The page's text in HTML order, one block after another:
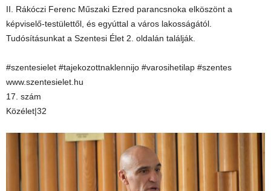
II. Rákóczi Ferenc Műszaki Ezred parancsnoka elköszönt a
képviselő-testülettől, és egyúttal a város lakosságától.
Tudósításunkat a Szentesi Élet 2. oldalán találják.
#szentesielet #tajekozottnaklennijo #varosihetilap #szentes
www.szentesielet.hu
17. szám
Közélet|32